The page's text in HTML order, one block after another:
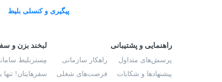
پیگیری و کنسلی بلیط
راهنمایی و پشتیبانی
پرسش‌های متداول
پیشنهادها و شکایات
راهکار سازمانی
فرصت‌های شغلی
لبخند بزن و
مِستربلیط
سفرهایتان!